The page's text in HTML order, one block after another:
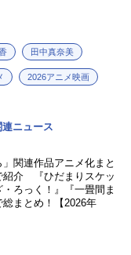
田中真奈美
2026アニメ映画
ニュース
」関連作品アニメ化まと
紹介 『ひだまりスケッ
ろっく！』『一畳間ま
まとめ！【2026年